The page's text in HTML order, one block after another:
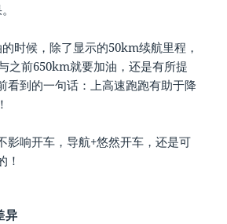
时候，除了显示的50km续航里程，
之前650km就要加油，还是有所提
看到的一句话：上高速跑跑有助于降
影响开车，导航+悠然开车，还是可
！
异